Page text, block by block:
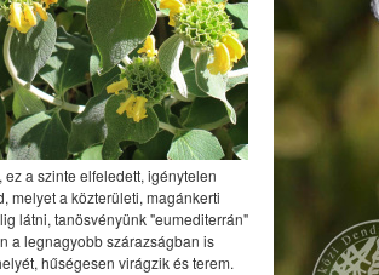
ez a szinte elfeledett, igénytelen
melyet a közterületi, magánkerti
látni, tanösvényünk "eumediterrán"
a legnagyobb szárazságban is
hűségesen virágzik és terem.